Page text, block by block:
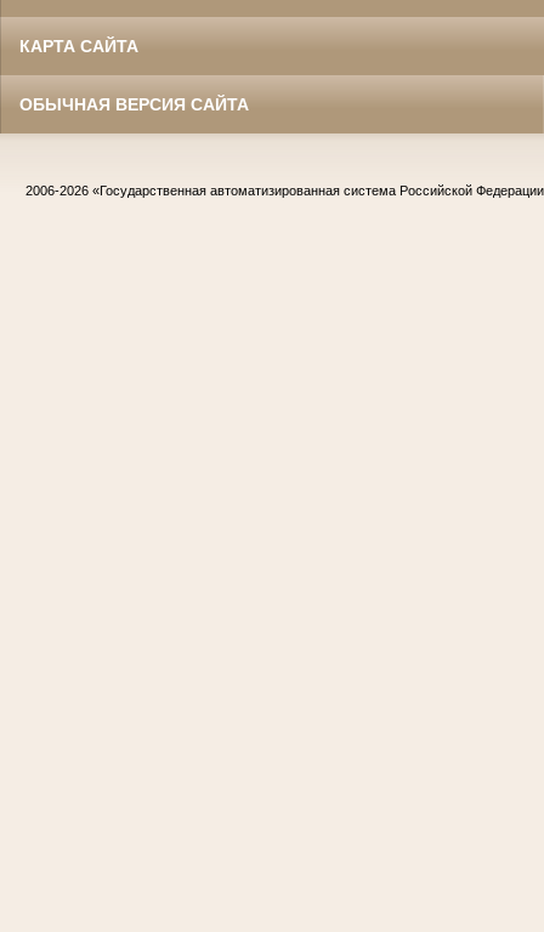
КАРТА САЙТА
ОБЫЧНАЯ ВЕРСИЯ САЙТА
2006-2026 «Государственная автоматизированная система Российской